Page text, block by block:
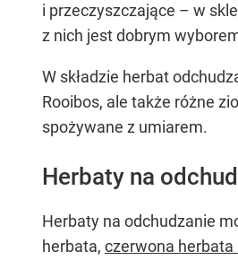
i przeczyszczające – w
z nich jest dobrym
W składzie herbat
Rooibos, ale także różne
spożywane z umiarem.
Herbaty na
Herbaty na odchudzanie
herbata, czerwona herbata